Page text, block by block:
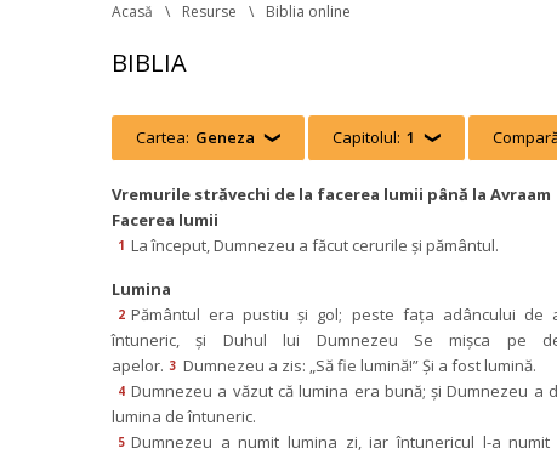
Acasă Resurse Biblia online
BIBLIA
Cartea: Geneza Capitolul: 1
Vremurile străvechi de la facerea lumii până la Avraam
Facerea lumii
1 La început, Dumnezeu a făcut cerurile şi pământul.
Lumina
2 Pământul era pustiu şi gol; peste faţa adâncului de
întuneric, şi Duhul lui Dumnezeu Se mişca pe
apelor. 3 Dumnezeu a zis: „Să fie lumină!” Şi a fost lumină.
4 Dumnezeu a văzut că lumina era bună; şi Dumnezeu a
lumina de întuneric.
5 Dumnezeu a numit lumina zi, iar întunericul l-a numit